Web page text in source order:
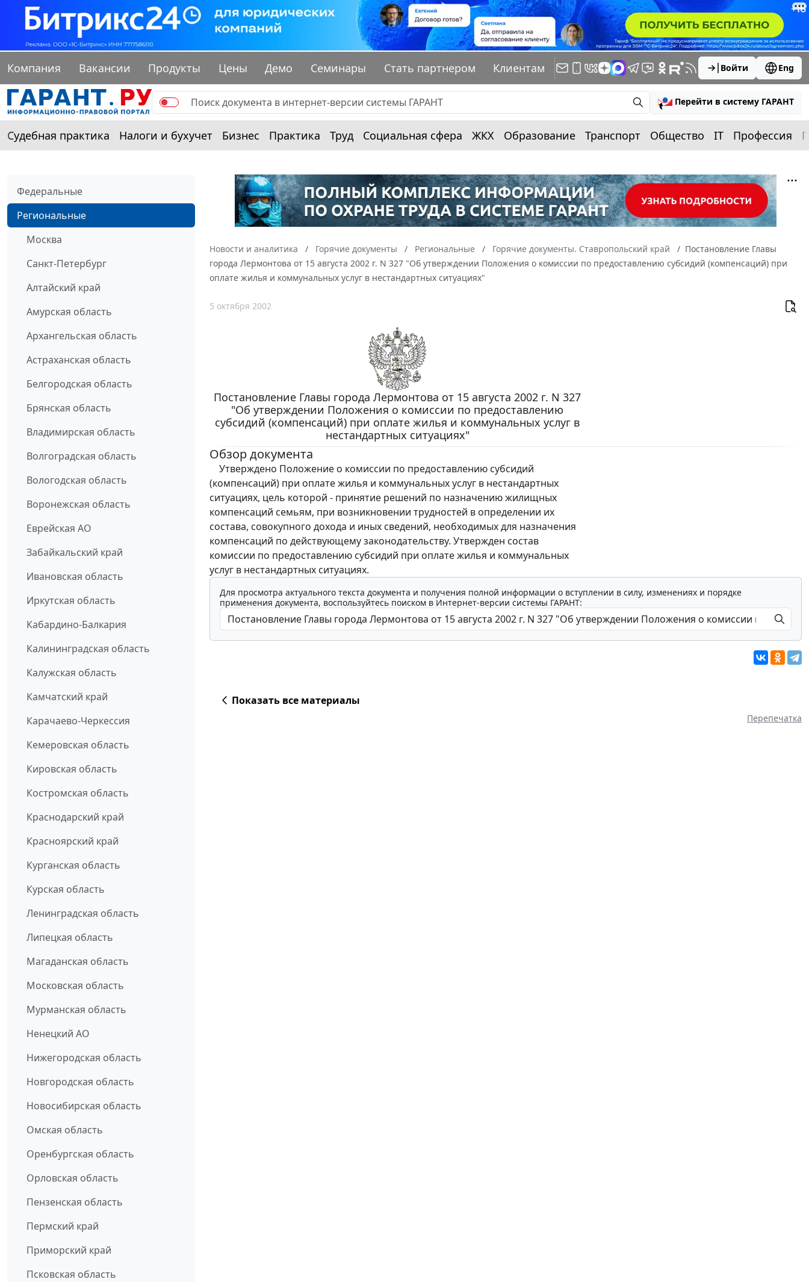
Компания Вакансии Продукты Цены Демо Семинары Стать партнером Клиентам Войти Eng
Перейти в систему ГАРАНТ
Судебная практика Налоги и бухучет Бизнес Практика Труд Социальная сфера ЖКХ Образование Транспорт Общество IT Профессия
Федеральные
Региональные
Москва
Санкт-Петербург
Алтайский край
Амурская область
Архангельская область
Астраханская область
Белгородская область
Брянская область
Владимирская область
Волгоградская область
Вологодская область
Воронежская область
Еврейская АО
Забайкальский край
Ивановская область
Иркутская область
Кабардино-Балкария
Калининградская область
Калужская область
Камчатский край
Карачаево-Черкессия
Кемеровская область
Кировская область
Костромская область
Краснодарский край
Красноярский край
Курганская область
Курская область
Ленинградская область
Липецкая область
Магаданская область
Московская область
Мурманская область
Ненецкий АО
Нижегородская область
Новгородская область
Новосибирская область
Омская область
Оренбургская область
Орловская область
Пензенская область
Пермский край
Приморский край
Псковская область
Новости и аналитика Горячие документы Региональные Горячие документы. Ставропольский край
Постановление Главы
города Лермонтова от 15 августа 2002 г. N 327 "Об утверждении Положения о комиссии по предоставлению субсидий (компенсаций) при
оплате жилья и коммунальных услуг в нестандартных ситуациях"
5 октября 2002
Постановление Главы города Лермонтова от 15 августа 2002 г. N 327
"Об утверждении Положения о комиссии по предоставлению
субсидий (компенсаций) при оплате жилья и коммунальных услуг в
нестандартных ситуациях"
Обзор документа
Утверждено Положение о комиссии по предоставлению субсидий
(компенсаций) при оплате жилья и коммунальных услуг в нестандартных
ситуациях, цель которой - принятие решений по назначению жилищных
компенсаций семьям, при возникновении трудностей в определении их
состава, совокупного дохода и иных сведений, необходимых для назначения
компенсаций по действующему законодательству. Утвержден состав
комиссии по предоставлению субсидий при оплате жилья и коммунальных
услуг в нестандартных ситуациях.
Для просмотра актуального текста документа и получения полной информации о вступлении в силу, изменениях и порядке
применения документа, воспользуйтесь поиском в Интернет-версии системы ГАРАНТ:
Показать все материалы
Перепечатка